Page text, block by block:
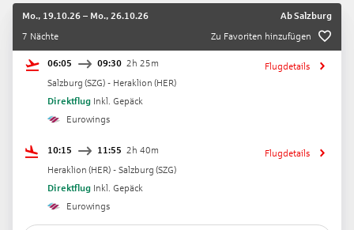
Mo., 19.10.26 – Mo., 26.10.26 AbSalzburg
7 Nächte
Zu Favoriten hinzufügen
06:05 09:30 2h 25m
Salzburg (SZG) - Heraklion (HER)
Direktflug Inkl. Gepäck
Eurowings
Flugdetails
10:15 11:55 2h 40m
Heraklion (HER) - Salzburg (SZG)
Direktflug Inkl. Gepäck
Eurowings
Flugdetails